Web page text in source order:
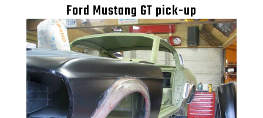
Ford Mustang GT pick-up